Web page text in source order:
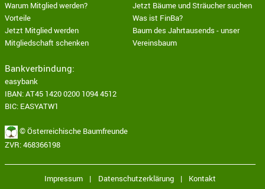
Warum Mitglied werden?
Vorteile
Jetzt Mitglied werden
Mitgliedschaft schenken
Jetzt Bäume und Sträucher suchen
Was ist FinBa?
Baum des Jahrtausends - unser
Vereinsbaum
Bankverbindung:
easybank
IBAN: AT45 1420 0200 1094 4512
BIC: EASYATW1
© Österreichische Baumfreunde
ZVR: 468366198
Impressum | Datenschutzerklärung | Kontakt